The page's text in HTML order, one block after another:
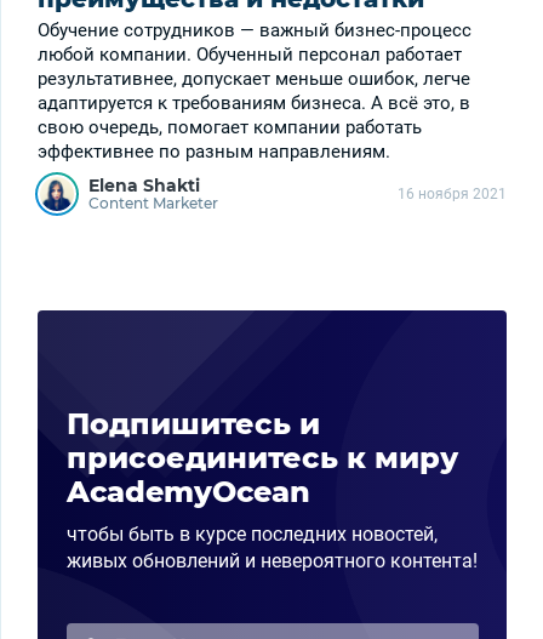
Обучение сотрудников — важный бизнес-процесс
любой компании. Обученный персонал работает
результативнее, допускает меньше ошибок, легче
адаптируется к требованиям бизнеса. А всё это, в
свою очередь, помогает компании работать
эффективнее по разным направлениям.
Elena Shakti
Content Marketer 16 ноября 2021
Подпишитесь и
присоединитесь к миру
AcademyOcean
чтобы быть в курсе последних новостей,
живых обновлений и невероятного контента!